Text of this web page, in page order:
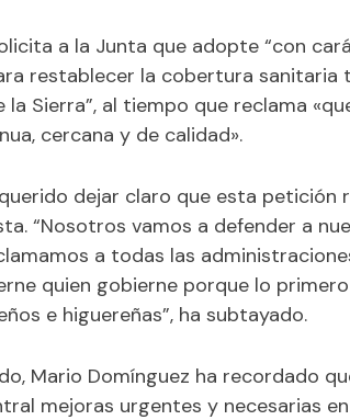
a la Junta que adopte “con
restablecer la cobertura sanitaria
la Sierra”, al tiempo que reclama
cercana y de calidad».
dejar claro que esta petición
“Nosotros vamos a defender a
a todas las
quien gobierne porque lo
e higuereñas”, ha subtayado.
Mario Domínguez ha recordado
mejoras urgentes y necesarias